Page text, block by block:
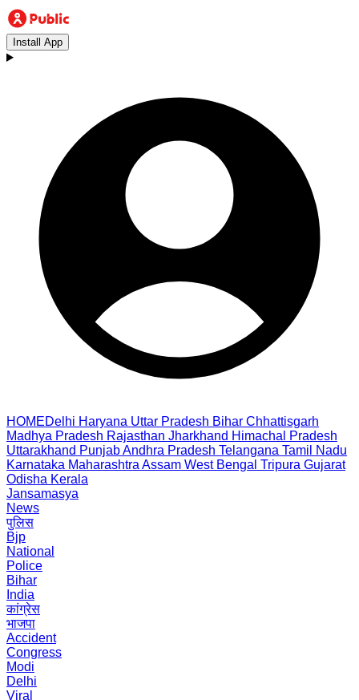
Install App
HOMEDelhi Haryana Uttar Pradesh Bihar Chhattisgarh
Madhya Pradesh Rajasthan Jharkhand Himachal Pradesh
Uttarakhand PunjabAndhra Pradesh Telangana Tamil Nadu
Karnataka Maharashtra Assam West Bengal Tripura Gujarat
Odisha Kerala
Jansamasya
News
पुलिस
Bjp
National
Police
Bihar
India
कांग्रेस
भाजपा
Accident
Congress
Modi
Delhi
Viral